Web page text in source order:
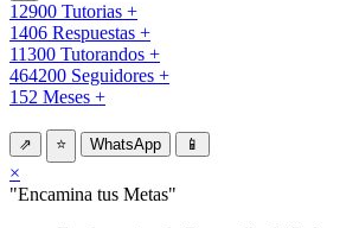
12900 Tutorias +
1406 Respuestas +
11300 Tutorandos +
464200 Seguidores +
152 Meses +
⇗ ⭐ WhatsApp 📱
×
"Encamina tus Metas"